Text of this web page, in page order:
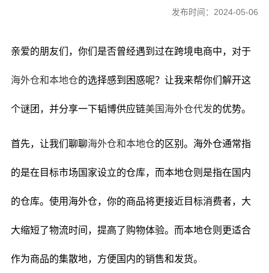
发布时间：2024-05-06
亲爱的朋友们，你们是否曾经遇到过在跨境电商中，对于
海外仓和本地仓的选择感到困惑呢？让我来帮你们解开这
个谜团，并分享一下韬博供应链美国海外仓代发的优势。
首先，让我们聊聊海外仓和本地仓的区别。海外仓通常指
的是在目标市场国家设立的仓库，而本地仓则是指在国内
的仓库。使用海外仓，你的商品将更接近目标消费者，大
大缩短了物流时间，提高了购物体验。而本地仓则更适合
作为商品的集散地，方便国内的销售和发货。